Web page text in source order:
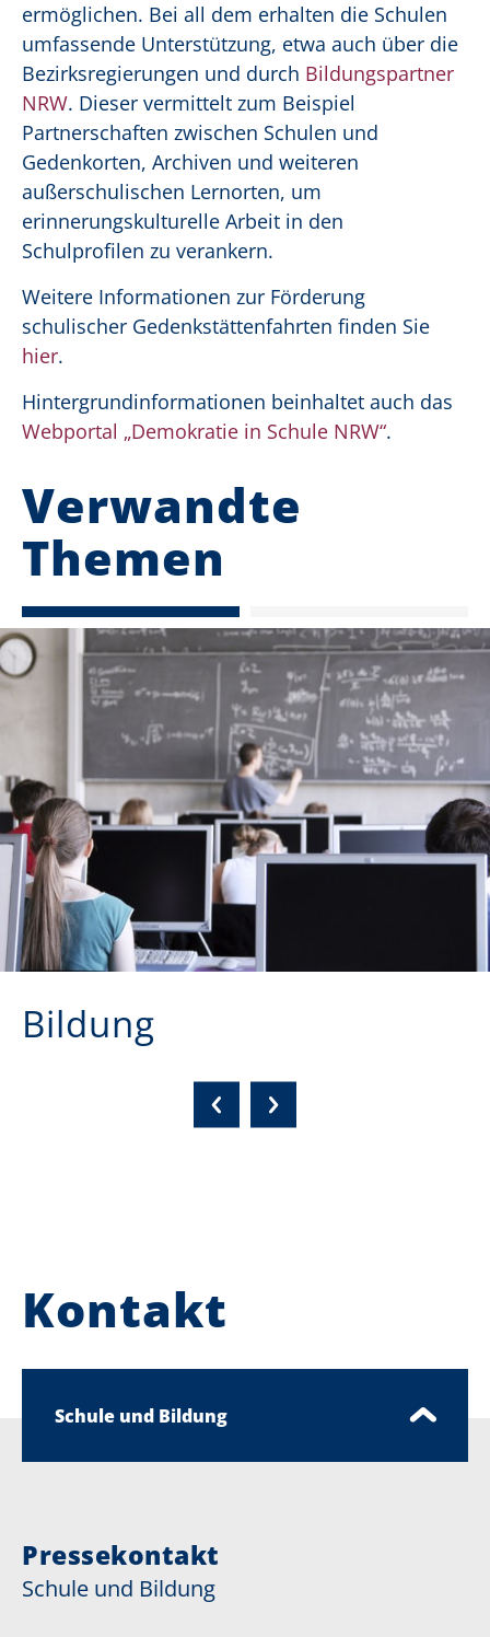
ermöglichen. Bei all dem erhalten die Schulen
umfassende Unterstützung, etwa auch über die
Bezirksregierungen und durch Bildungspartner
NRW. Dieser vermittelt zum Beispiel
Partnerschaften zwischen Schulen und
Gedenkorten, Archiven und weiteren
außerschulischen Lernorten, um
erinnerungskulturelle Arbeit in den
Schulprofilen zu verankern.
Weitere Informationen zur Förderung
schulischer Gedenkstättenfahrten finden Sie
hier.
Hintergrundinformationen beinhaltet auch das
Webportal „Demokratie in Schule NRW“.
Verwandte
Themen
Bildung
Kontakt
Schule und Bildung
Pressekontakt
Schule und Bildung